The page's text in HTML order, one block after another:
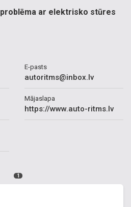
ar elektrisko stūres
E-pasts
autoritms@inbox.lv
Mājaslapa
https://www.auto-ritms.lv
1